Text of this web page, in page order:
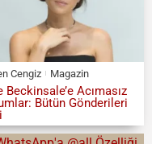
Cengiz Magazin
Beckinsale’e Acımasız
Bütün Gönderileri